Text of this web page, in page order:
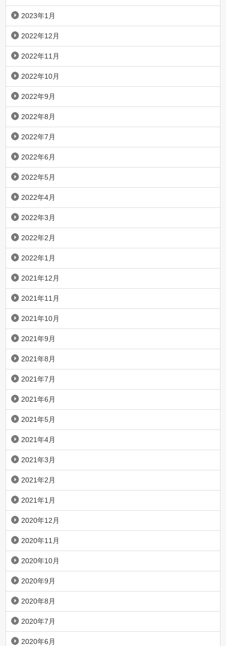
2023年1月
2022年12月
2022年11月
2022年10月
2022年9月
2022年8月
2022年7月
2022年6月
2022年5月
2022年4月
2022年3月
2022年2月
2022年1月
2021年12月
2021年11月
2021年10月
2021年9月
2021年8月
2021年7月
2021年6月
2021年5月
2021年4月
2021年3月
2021年2月
2021年1月
2020年12月
2020年11月
2020年10月
2020年9月
2020年8月
2020年7月
2020年6月